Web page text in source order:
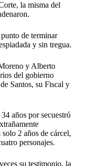
la misma del
de terminar
y sin tregua.
y Alberto
del gobierno
Santos, su Fiscal y
años por secuestró
2 años de cárcel,
personajes.
su testimonio, la